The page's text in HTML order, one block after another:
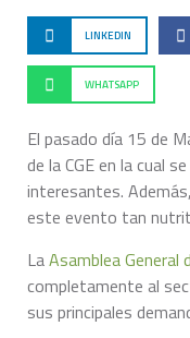
LINKEDIN
WHATSAPP
El pasado día 15 de
de la CGE en la cual
interesantes.
este evento tan
LaAsamblea General
completamente al
sus principales